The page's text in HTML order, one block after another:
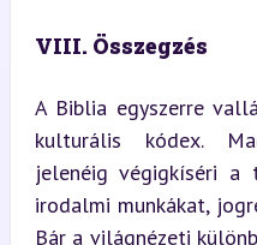
VIII. Összegzés
A Biblia egyszerre
kulturális kódex.
jelenéig végigkíséri a
irodalmi munkákat,
Bár a világnézeti